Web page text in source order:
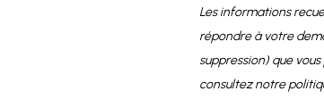
Les informations
répondre à votre
suppression) que
consultez notre